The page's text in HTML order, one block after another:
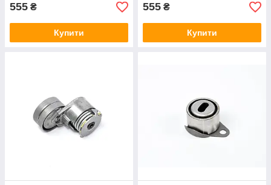
555 ₴
Купити
555 ₴
Купити